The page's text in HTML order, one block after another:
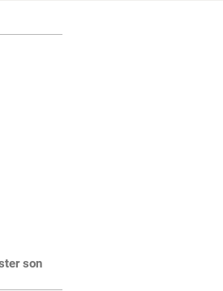
son